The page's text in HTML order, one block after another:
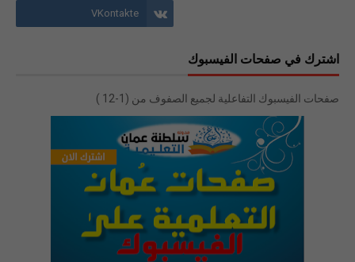
اشترك في صفحات الفيسبوك
صفحات الفيسبوك التفاعلية لجميع الصفوف من (1-12 )